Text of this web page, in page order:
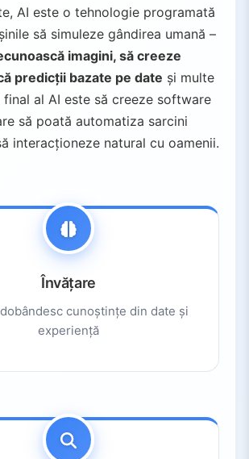
Sarcinilor
Eficiență
Continuă
Data
Îmbunătățită
ale AI
în ce mai Inteligentă
Universală
AI Creativă
pe AI Etică
Reale
AI este o tehnologie programată
să simuleze gândirea umană –
imagini, să creeze
predicții bazate pe date și multe
al AI este să creeze software
să poată automatiza sarcini
interacționeze natural cu oamenii.
Învățare
cunoștințe din date și
experiență